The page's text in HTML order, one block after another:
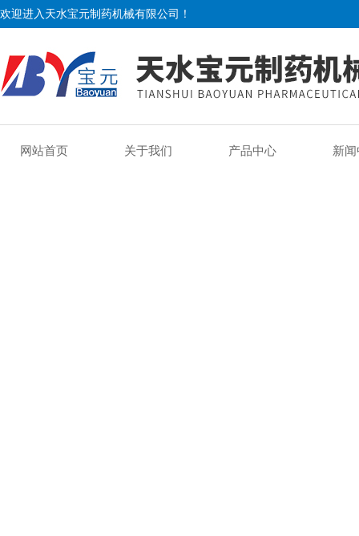
欢迎进入天水宝元制药机械有限公司！
网站首页 关于我们 产品中心 新